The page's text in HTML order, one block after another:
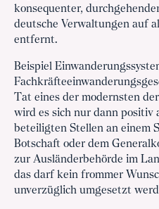
konsequenter,
deutsche Verwaltungen auf
entfernt.
Beispiel
Tat eines der modernsten
wird es sich nur dann positiv
beteiligten Stellen an einem
Botschaft oder dem
zur Ausländerbehörde im
das darf kein frommer
unverzüglich umgesetzt